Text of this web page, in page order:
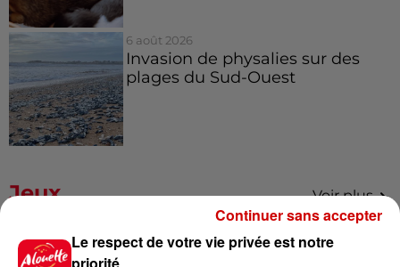
6 août 2026
Invasion de physalies sur des
plages du Sud-Ouest
Jeux Voir plus
Gagnez vos places pour le
Le respect de votre vie privée est notre
Continuer sans accepter